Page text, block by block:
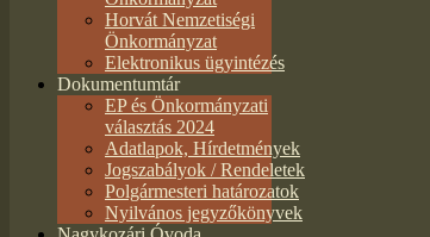
Horvát Nemzetiségi
Önkormányzat
Elektronikus ügyintézés
Dokumentumtár
EP és Önkormányzati
választás 2024
Adatlapok, Hírdetmények
Jogszabályok / Rendeletek
Polgármesteri határozatok
Nyilvános jegyzőkönyvek